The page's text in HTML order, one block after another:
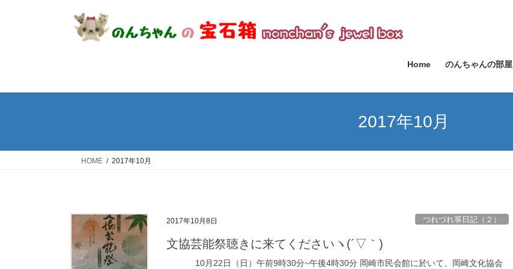
ス
ン
Home のんちゃんの部屋
2017年10月
HOME 2017年10月
2017年10月8日 つれづれ箏日記（２）
文協芸能祭聴きに来てくださいヽ(´▽｀)
10月22日（日）午前9時30分~午後4時30分 岡崎市民会館に於いて、岡崎文化協会